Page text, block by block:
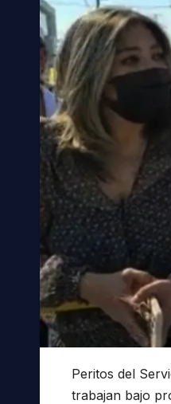
Peritos del
trabajan bajo